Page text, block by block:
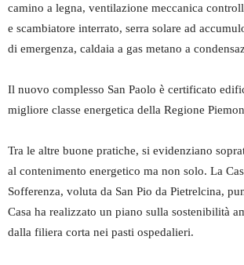
camino a legna, ventilazione meccanica
e scambiatore interrato, serra solare ad
di emergenza, caldaia a gas metano a
Il nuovo complesso San Paolo è certificato
migliore classe energetica della Regione
Tra le altre buone pratiche, si evidenziano
al contenimento energetico ma non solo. La
Sofferenza, voluta da San Pio da Pietrelcina,
Casa ha realizzato un piano sulla sostenibilità
dalla filiera corta nei pasti ospedalieri.